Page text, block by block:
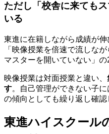
ただし「校舎に来ても
いる
東進に在籍しながら成績が伸
「映像授業を倍速で流しな
マスターを開いていない」の
映像授業は対面授業と違い、
す。自己管理ができない子
の傾向としても繰り返し確認
東進ハイスクール